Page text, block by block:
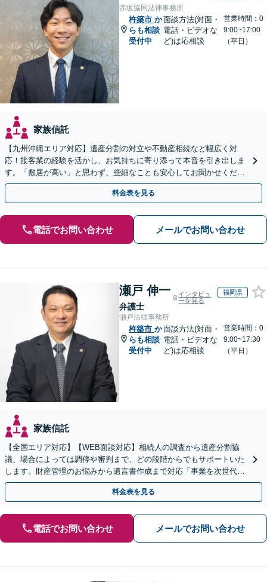
赤坂協同法律事務所
杵築市 か
らも相談
受付中
面談方法(対面・
電話・ビデオな
ど)は応相談
営業時間：0
9:00~17:00
（平日）
家族信託
【九州沖縄エリア対応】遺産分割の対立や不動産相続など幅広く対
応！接客業の経験を活かし、お気持ちに寄り添って本音を引き出しま
す。「敷居が高い」と思わず、些細なことも安心してお聞かせくださ
い【初回相談無料】【夜間・休日相談可】
料金表を見る
電話でお問い合わせ メールでお問い合わせ
瀬戸 伸一
弁護士
インタビュ
ーを見る
福岡県
瀬戸法律事務所
杵築市 か
らも相談
受付中
面談方法(対面・
電話・ビデオな
ど)は応相談
営業時間：0
9:00~17:30
（平日）
家族信託
【全国エリア対応】【WEB面談対応】相続人の調査から遺産分割協
議、場合によっては調停や審判まで、どの段階からでもサポートいた
します。財産管理のお悩みから遺言書作成まで対応「事業を次世代に
引き継ぐ安心の事業承継をサポート」【完全個室相談】
料金表を見る
電話でお問い合わせ メールでお問い合わせ